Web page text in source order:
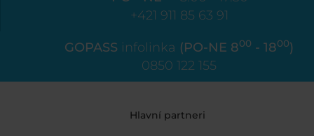
+421 911 85 63 91
GOPASS infolinka (PO-NE 800 - 1800)
0850 122 155
Hlavní partneri